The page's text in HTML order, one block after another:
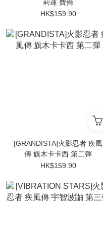
莉蓮 費倫
HK$159.90
[GRANDISTA]火影忍者 疾風
傳 旗木卡卡西 第二彈
HK$159.90